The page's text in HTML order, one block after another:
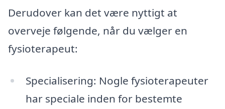
Derudover kan det være nyttigt at
overveje følgende, når du vælger en
fysioterapeut:
Specialisering: Nogle fysioterapeuter
har speciale inden for bestemte